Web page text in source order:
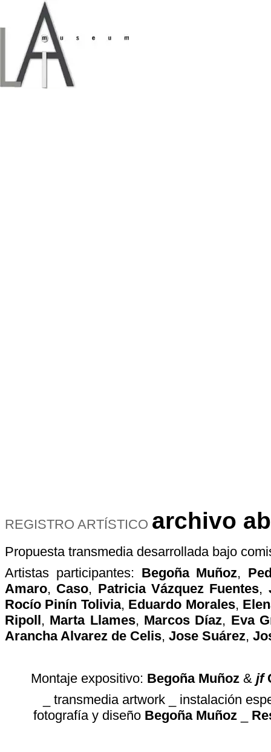
REGISTRO ARTÍSTICO archivo
Propuesta transmedia desarrollada bajo
Artistas participantes: Begoña Muñoz,
Amaro, Caso, Patricia Vázquez Fuentes,
Rocío Pinín Tolivia, Eduardo Morales,
Ripoll, Marta Llames, Marcos Díaz, Eva
Arancha Alvarez de Celis, Jose Suárez,
Montaje expositivo: Begoña Muñoz & jf
_ transmedia artwork _ instalación
fotografía y diseño Begoña Muñoz